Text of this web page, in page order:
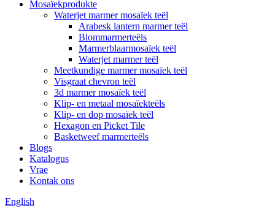
Mosaïekprodukte
Waterjet marmer mosaïek teël
Arabesk lantern marmer teël
Blommarmerteëls
Marmerblaarmosaïek teël
Waterjet marmer teël
Meetkundige marmer mosaïek teël
Visgraat chevron teël
3d marmer mosaïek teël
Klip- en metaal mosaïekteëls
Klip- en dop mosaïek teël
Hexagon en Picket Tile
Basketweef marmerteëls
Blogs
Katalogus
Vrae
Kontak ons
English